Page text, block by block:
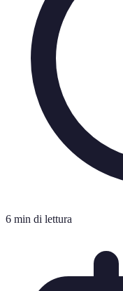
6 min di lettura